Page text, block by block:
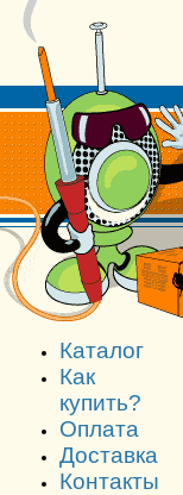
Каталог
Как
купить?
Оплата
Доставка
Контакты